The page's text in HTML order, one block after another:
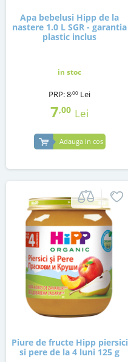
Apa bebelusi Hipp de la
nastere 1.0 L SGR - garantia
plastic inclus
in stoc
PRP:8,00 Lei
7,00 Lei
Adauga in cos
Piure de fructe Hipp piersici
si pere de la 4 luni 125 g